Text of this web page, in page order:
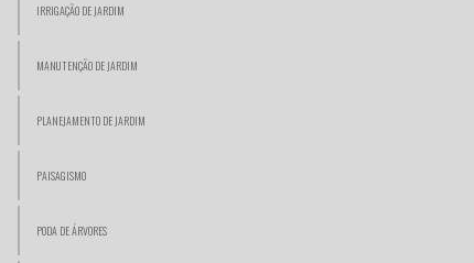
IRRIGAÇÃO DE JARDIM
MANUTENÇÃO DE JARDIM
PLANEJAMENTO DE JARDIM
PAISAGISMO
PODA DE ÁRVORES